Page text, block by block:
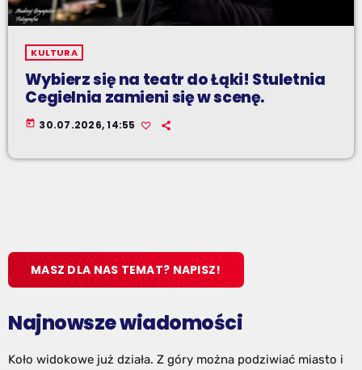
KULTURA
Wybierz się na teatr do Łąki! Stuletnia
Cegielnia zamieni się w scenę.
today 30.07.2026, 14:55
MASZ DLA NAS TEMAT? NAPISZ!
Najnowsze wiadomości
Koło widokowe już działa. Z góry można podziwiać miasto i